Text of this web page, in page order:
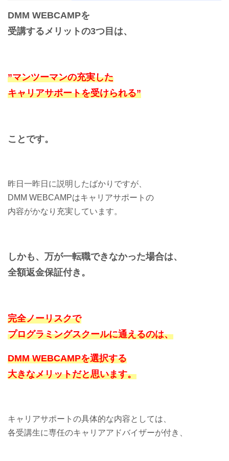
DMM WEBCAMPを
受講するメリットの3つ目は、
”マンツーマンの充実した
キャリアサポートを受けられる”
ことです。
昨日一昨日に説明したばかりですが、
DMM WEBCAMPはキャリアサポートの
内容がかなり充実しています。
しかも、万が一転職できなかった場合は、
全額返金保証付き。
完全ノーリスクで
プログラミングスクールに通えるのは、
DMM WEBCAMPを選択する
大きなメリットだと思います。
キャリアサポートの具体的な内容としては、
各受講生に専任のキャリアアドバイザーが付き、